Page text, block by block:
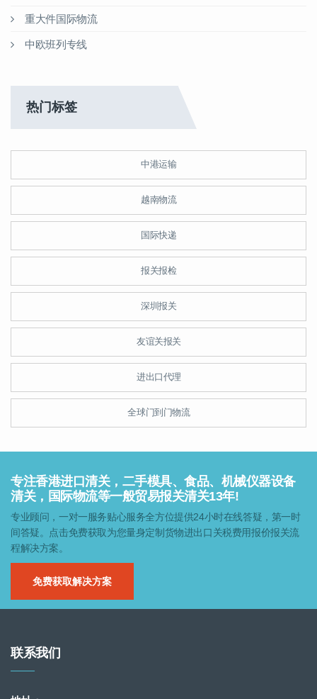
重大件国际物流
中欧班列专线
热门标签
中港运输
越南物流
国际快递
报关报检
深圳报关
友谊关报关
进出口代理
全球门到门物流
专注香港进口清关，二手模具、食品、机械仪器设备
清关，国际物流等一般贸易报关清关13年!
专业顾问，一对一服务贴心服务全方位提供24小时在线答疑，第一时
间答疑。点击免费获取为您量身定制货物进出口关税费用报价报关流
程解决方案。
免费获取解决方案
联系我们